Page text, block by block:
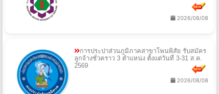
2026/08/08
การประปาส่วนภูมิภาคสาขาโพนพิสัย รับสมัคร
ลูกจ้างชั่วคราว 3 ตำแหน่ง ตั้งแต่วันที่ 3-31 ส.ค.
2569
2026/08/08